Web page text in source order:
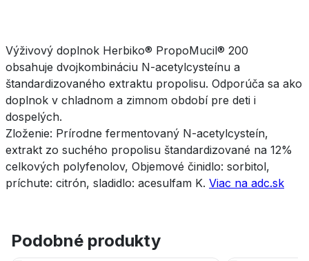
Výživový doplnok Herbiko® PropoMucil® 200
obsahuje dvojkombináciu N-acetylcysteínu a
štandardizovaného extraktu propolisu. Odporúča sa ako
doplnok v chladnom a zimnom období pre deti i
dospelých.
Zloženie: Prírodne fermentovaný N-acetylcysteín,
extrakt zo suchého propolisu štandardizované na 12%
celkových polyfenolov, Objemové činidlo: sorbitol,
príchute: citrón, sladidlo: acesulfam K. Viac na adc.sk
Podobné produkty